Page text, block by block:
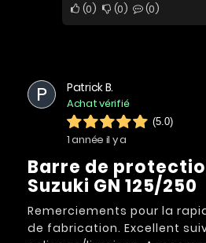
0 0 0
P Patrick B.
Achat vérifié
(5.0)
1 année il y a
Barre de protection moteur
Suzuki GN 125/250
Remerciements pour la
de fabrication. Excellent